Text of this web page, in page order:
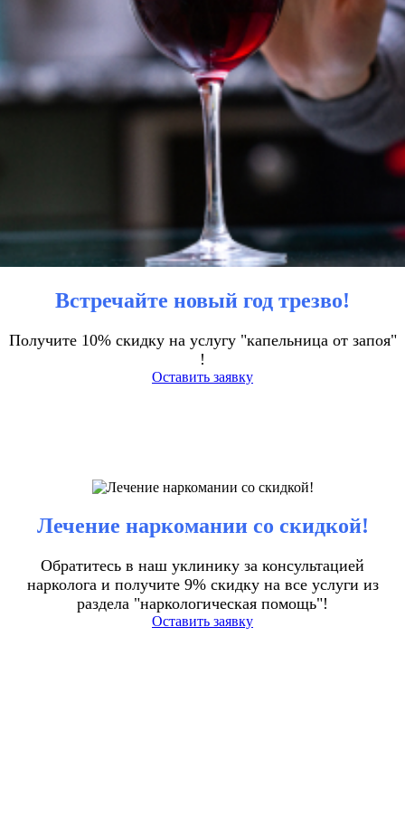
Встречайте новый год трезво!
Получите 10% скидку на услугу "капельница от запоя"
!
Оставить заявку
Лечение наркомании со скидкой!
Обратитесь в наш уклинику за консультацией
нарколога и получите 9% скидку на все услуги из
раздела "наркологическая помощь"!
Оставить заявку